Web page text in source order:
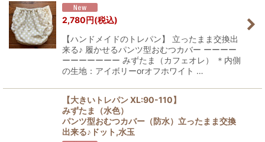
2,780円(税込)
【ハンドメイドのトレパン】 立ったまま交換出
来る♪ 履かせるパンツ型おむつカバー ーーーー
ーーーーーーー みずたま（カフェオレ） ＊内側
の生地：アイボリーorオフホワイト …
【大きいトレパン XL:90-110】
みずたま（水色）
パンツ型おむつカバー（防水）立ったまま交換
出来る♪ドット,水玉